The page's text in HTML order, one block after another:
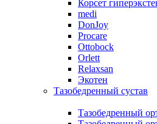
Корсет
medi
DonJoy
Procare
Ottobock
Orlett
Relaxsan
Экотен
Тазобедренный сустав
Тазобедренный